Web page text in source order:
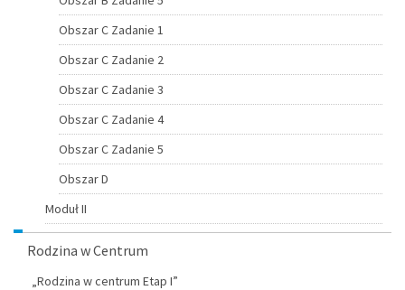
Obszar C Zadanie 1
Obszar C Zadanie 2
Obszar C Zadanie 3
Obszar C Zadanie 4
Obszar C Zadanie 5
Obszar D
Moduł II
Rodzina w Centrum
„Rodzina w centrum Etap I”